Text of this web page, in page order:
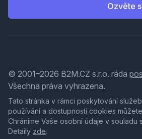
Ozvěte
© 2001–2026 B2M.CZ s.r.o. ráda
Všechna práva vyhrazena.
Tato stránka v rámci poskytování
používání a dostupnosti cookies
Chráníme Vaše osobní údaje v souladu
Detaily zde.